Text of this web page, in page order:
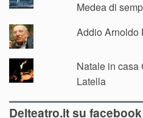
Medea di
Addio Arnoldo
Natale in casa
Latella
Delteatro.it su facebook